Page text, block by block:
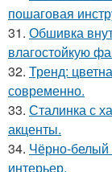
пошаговая
31. Обшивка
влагостойкую
32. Тренд:
современно.
33. Сталинка с
акценты.
34. Чёрно-белый
интерьер.